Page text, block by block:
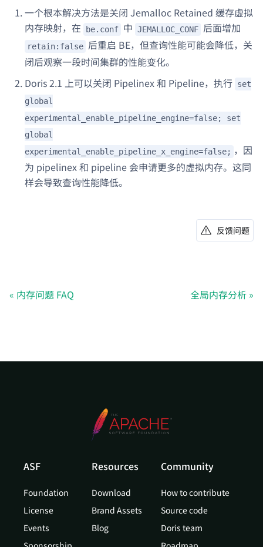
一个根本解决方法是关闭 Jemalloc Retained 缓存虚拟
内存映射，在
be.conf 中 JEMALLOC_CONF 后面增加
retain:false 后重启 BE，但查询性能可能会降低，关
闭后观察一段时间集群的性能变化。
Doris 2.1 上可以关闭 Pipelinex 和 Pipeline，执行 set
global
experimental_enable_pipeline_engine=false; set
global
experimental_enable_pipeline_x_engine=false; ，因
为 pipelinex 和 pipeline 会申请更多的虚拟内存。这同
样会导致查询性能降低。
反馈问题
内存问题 FAQ 全局内存分析
ASF
Foundation
License
Events
Resources
Download
Brand Assets
Blog
Community
How to contribute
Source code
Doris team